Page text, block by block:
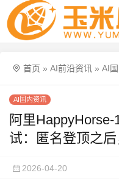
首页 » AI前沿资讯 » AI
AI国内资讯
阿里
试：匿名登顶之
2026-04-20